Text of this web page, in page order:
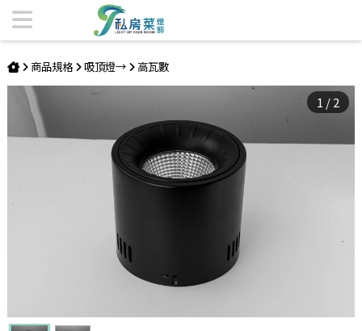
LED 30W大吸頂筒燈 | 私房菜精品燈飾
商品規格 吸頂燈→ 高瓦數
1 /2